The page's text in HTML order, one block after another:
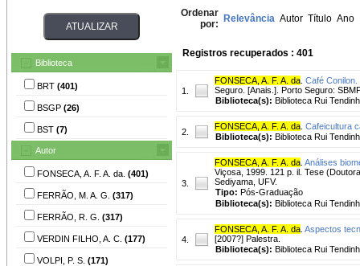
Biblioteca
BRT (401)
BSGP (26)
BST (7)
Autor
FONSECA, A. F. A. da. (401)
FERRÃO, M. A. G. (317)
FERRÃO, R. G. (317)
VERDIN FILHO, A. C. (177)
VOLPI, P. S. (171)
Ordenar
por: Relevância Autor Título Ano
Registros recuperados : 401
1.
FONSECA, A. F. A. da Café Conilon.
Seguro. [Anais.]. Porto Seguro:
Biblioteca(s): Biblioteca Rui
2.
FONSECA, A. F. A. da Cafeicultura
Biblioteca(s): Biblioteca Rui
3.
FONSECA, A. F. A. da Análises
Viçosa, 1999. 121 p. il. Tese
Sediyama, UFV.
Tipo: Pós-Graduação
Biblioteca(s): Biblioteca Rui
4.
FONSECA, A. F. A. da Aspectos
[2007?] Palestra.
Biblioteca(s): Biblioteca Rui